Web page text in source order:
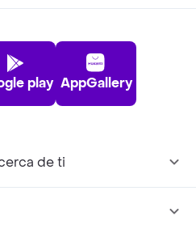
play AppGallery
de ti